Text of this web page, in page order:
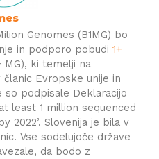
Genomes (B1MG) bo
in podporo pobudi 1+
MG), ki temelji na
članic Evropske unije in
so podpisale Deklaracijo
least 1 million sequenced
2022’. Slovenija je bila v
Vse sodelujoče države
da bodo z